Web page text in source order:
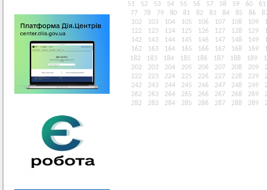
51
52 53 54 55 56 57 58 59 60
61
77
78 79 80 81 82 83 84 85 86
102
103 104 105 106 107 108 109
122
123 124 125 126 127 128 129
142
143 144 145 146 147 148 149
162
163 164 165 166 167 168 169
182
183 184 185 186 187 188 189
202
203 204 205 206 207 208 209
222
223 224 225 226 227 228 229
242
243 244 245 246 247 248 249
262
263 264 265 266 267 268 269
282
283 284 285 286 287 288 289